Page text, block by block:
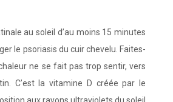
au soleil d’au moins 15 minutes
le psoriasis du cuir chevelu. Faites-
ne se fait pas trop sentir, vers
C’est la vitamine D créée par le